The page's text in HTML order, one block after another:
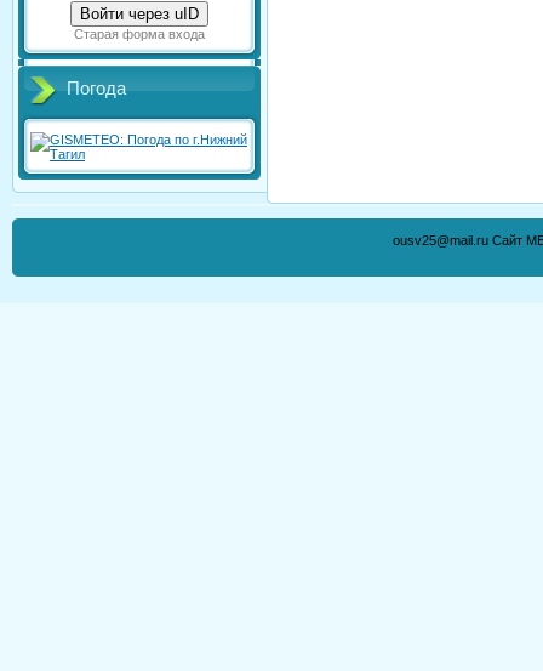
Войти через uID
Старая форма входа
Погода
ousv25@mail.ru Сайт